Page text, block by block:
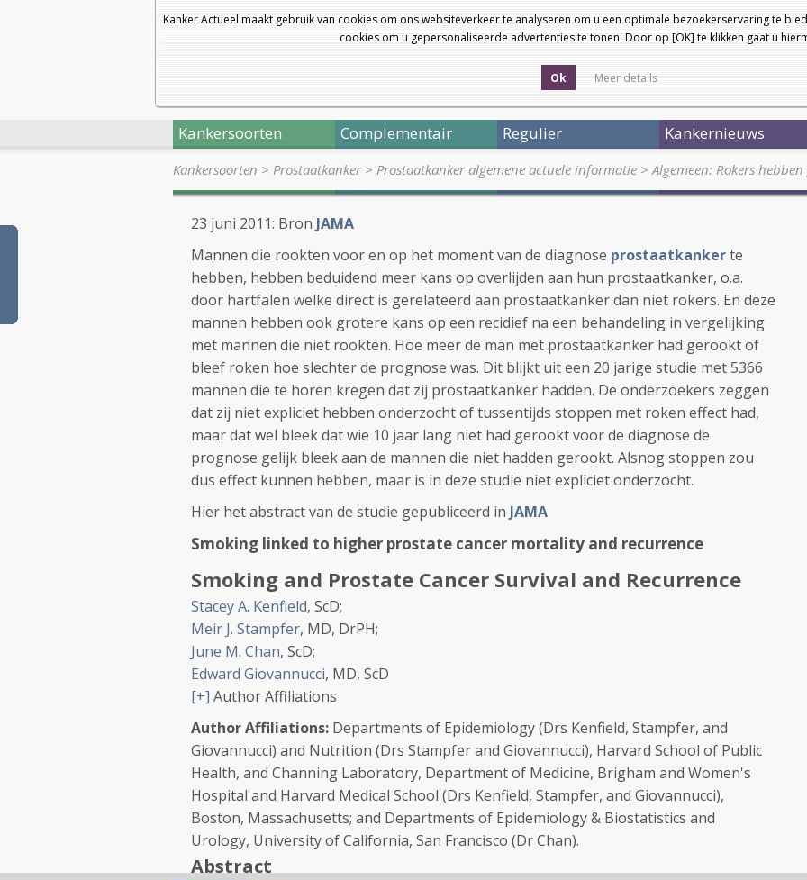
Kanker Actueel maakt gebruik van cookies om ons websiteverkeer te analyseren om u een optimale bezoekerservaring te
cookies om u gepersonaliseerde advertenties te tonen. Door op [OK] te klikken gaat u
Ok Meer details
Kankersoorten Complementair Regulier Kankernieuws
Kankersoorten > Prostaatkanker> Prostaatkanker algemene actuele informatie >Algemeen: Rokers
23 juni 2011: Bron JAMA
Mannen die rookten voor en op het moment van de diagnose prostaatkankerte
hebben, hebben beduidend meer kans op overlijden aan hun prostaatkanker, o.a.
door hartfalen welke direct is gerelateerd aan prostaatkanker dan niet rokers. En deze
mannen hebben ook grotere kans op een recidief na een behandeling in vergelijking
met mannen die niet rookten. Hoe meer de man met prostaatkanker had gerookt of
bleef roken hoe slechter de prognose was. Dit blijkt uit een 20 jarige studie met 5366
mannen die te horen kregen dat zij prostaatkanker hadden. De onderzoekers zeggen
dat zij niet expliciet hebben onderzocht of tussentijds stoppen met roken effect had,
maar dat wel bleek dat wie 10 jaar lang niet had gerookt voor de diagnose de
prognose gelijk bleek aan de mannen die niet hadden gerookt. Alsnog stoppen zou
dus effect kunnen hebben, maar is in deze studie niet expliciet onderzocht.
Hier het abstract van de studie gepubliceerd in JAMA
Smoking linked to higher prostate cancer mortality and recurrence
Smoking and Prostate Cancer Survival and Recurrence
Stacey A. Kenfield, ScD;
Meir J. Stampfer, MD, DrPH;
June M. Chan, ScD;
Edward Giovannucci, MD, ScD
[+] Author Affiliations
Author Affiliations: Departments of Epidemiology (Drs Kenfield, Stampfer, and
Giovannucci) and Nutrition (Drs Stampfer and Giovannucci), Harvard School of Public
Health, and Channing Laboratory, Department of Medicine, Brigham and Women's
Hospital and Harvard Medical School (Drs Kenfield, Stampfer, and Giovannucci),
Boston, Massachusetts; and Departments of Epidemiology & Biostatistics and
Urology, University of California, San Francisco (Dr Chan).
Abstract